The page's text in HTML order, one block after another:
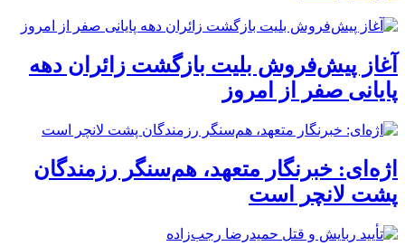
آغاز پیش‌فروش بلیت بازگشت زائران دهه
پایانی صفر از امروز
اژه‌ای: خبرنگار متعهد، هم‌سنگر رزمندگان
پشت لانچر است